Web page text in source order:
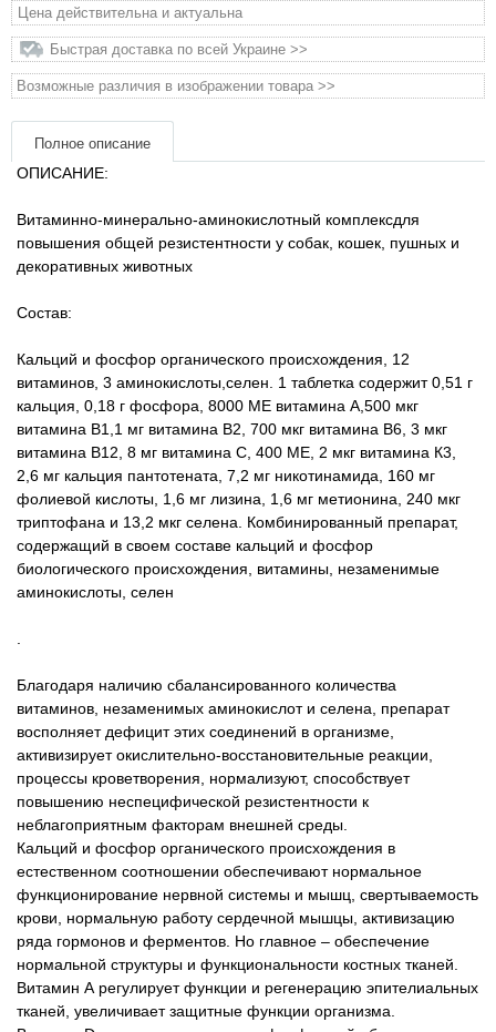
Цена действительна и актуальна
Быстрая доставка по всей Украине >>
Возможные различия в изображении товара >>
Полное описание
ОПИСАНИЕ:
Витаминно-минерально-аминокислотный комплексдля
повышения общей резистентности у собак, кошек, пушных и
декоративных животных
Состав:
Кальций и фосфор органического происхождения, 12
витаминов, 3 аминокислоты,селен. 1 таблетка содержит 0,51 г
кальция, 0,18 г фосфора, 8000 МЕ витамина А,500 мкг
витамина В1,1 мг витамина В2, 700 мкг витамина В6, 3 мкг
витамина В12, 8 мг витамина С, 400 МЕ, 2 мкг витамина К3,
2,6 мг кальция пантотената, 7,2 мг никотинамида, 160 мг
фолиевой кислоты, 1,6 мг лизина, 1,6 мг метионина, 240 мкг
триптофана и 13,2 мкг селена. Комбинированный препарат,
содержащий в своем составе кальций и фосфор
биологического происхождения, витамины, незаменимые
аминокислоты, селен
Благодаря наличию сбалансированного количества
витаминов, незаменимых аминокислот и селена, препарат
восполняет дефицит этих соединений в организме,
активизирует окислительно-восстановительные реакции,
процессы кроветворения, нормализуют, способствует
повышению неспецифической резистентности к
неблагоприятным факторам внешней среды.
Кальций и фосфор органического происхождения в
естественном соотношении обеспечивают нормальное
функционирование нервной системы и мышц, свертываемость
крови, нормальную работу сердечной мышцы, активизацию
ряда гормонов и ферментов. Но главное – обеспечение
нормальной структуры и функциональности костных тканей.
Витамин А регулирует функции и регенерацию эпителиальных
тканей, увеличивает защитные функции организма.
Товары для голубей
Товары для грызунов
Товары для лошадей
Хозряд - хозтовары оптом
Популярные зоотовары
Архив / Снято с производства